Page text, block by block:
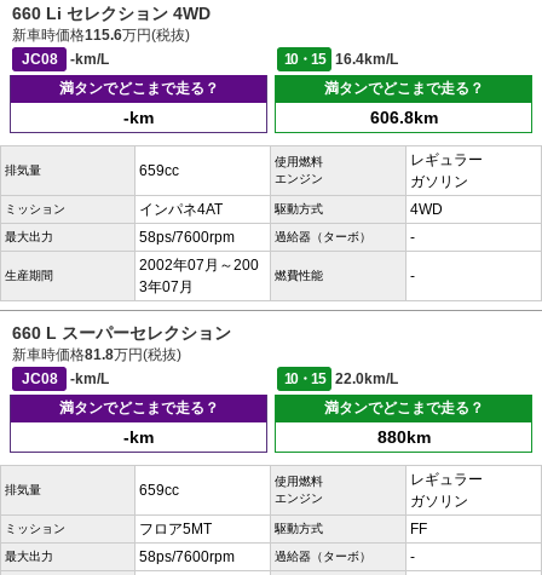
660 Li セレクション 4WD
新車時価格115.6万円(税抜)
JC08
-km/L 10・15
16.4km/L
満タンでどこまで走る？
-km
満タンでどこまで走る？
606.8km
排気量 659cc
使用燃料
エンジン
レギュラー
ガソリン
ミッション インパネ4AT 駆動方式 4WD
最大出力 58ps/7600rpm 過給器（ターボ） -
生産期間
2002年07月～200
3年07月
燃費性能 -
660 L スーパーセレクション
新車時価格81.8万円(税抜)
JC08
-km/L 10・15
22.0km/L
満タンでどこまで走る？
-km
満タンでどこまで走る？
880km
排気量 659cc
使用燃料
エンジン
レギュラー
ガソリン
ミッション フロア5MT 駆動方式 FF
最大出力 58ps/7600rpm 過給器（ターボ） -